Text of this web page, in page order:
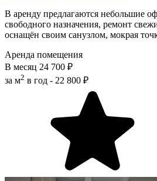
В аренду предлагаются небольшие
свободного назначения, ремонт
оснащён своим санузлом, мокрая
Аренда помещения
В месяц 24 700 ₽
за м2 в год - 22 800 ₽